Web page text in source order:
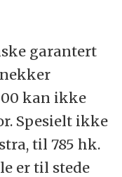
garantert
kan ikke
Spesielt ikke
til 785 hk.
er til stede